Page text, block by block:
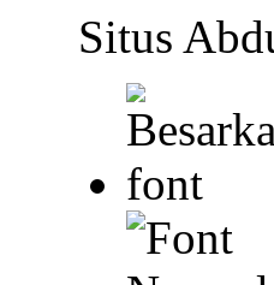
Situs